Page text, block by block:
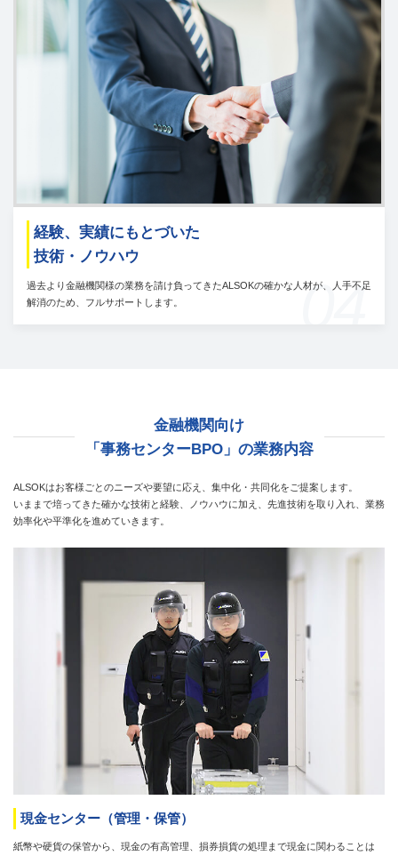
04
経験、実績にもとづいた
技術・ノウハウ
過去より金融機関様の業務を請け負ってきたALSOKの確かな人材が、人手不足
解消のため、フルサポートします。
金融機関向け
「事務センターBPO」の業務内容
ALSOKはお客様ごとのニーズや要望に応え、集中化・共同化をご提案します。
いままで培ってきた確かな技術と経験、ノウハウに加え、先進技術を取り入れ、業務
効率化や平準化を進めていきます。
現金センター（管理・保管）
紙幣や硬貨の保管から、現金の有高管理、損券損貨の処理まで現金に関わることは